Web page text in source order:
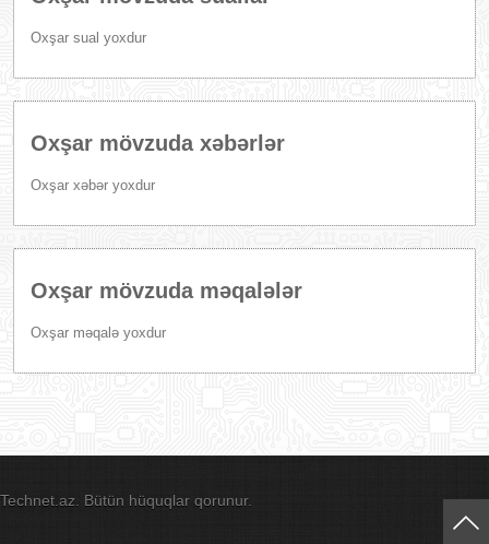
Oxşar sual yoxdur
Oxşar mövzuda xəbərlər
Oxşar xəbər yoxdur
Oxşar mövzuda məqalələr
Oxşar məqalə yoxdur
Technet.az. Bütün hüquqlar qorunur.